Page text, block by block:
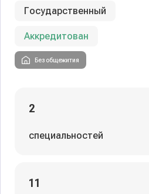
Государственный
Аккредитован
Без общежития
2
специальностей
11